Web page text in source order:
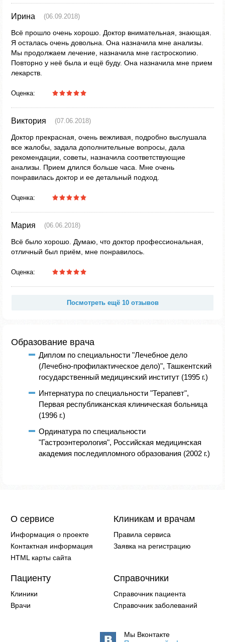
Ирина (06.09.2018)
Всё прошло очень хорошо. Доктор внимательная, знающая.
Я осталась очень довольна. Она назначила мне анализы.
Мы продолжаем лечение, назначила мне гастроскопию.
Повторно у неё была и ещё буду. Она назначила мне прием
лекарств.
Оценка:
Виктория (07.06.2018)
Доктор прекрасная, очень вежливая, подробно выслушала
все жалобы, задала дополнительные вопросы, дала
рекомендации, советы, назначила соответствующие
анализы. Прием длился больше часа. Мне очень
понравилась доктор и ее детальный подход.
Оценка:
Мария (06.06.2018)
Всё было хорошо. Думаю, что доктор профессиональная,
отличный был приём, мне понравилось.
Оценка:
Посмотреть ещё 10 отзывов
Образование врача
Диплом по специальности "Лечебное дело
(Лечебно-профилактическое дело)", Ташкентский
государственный медицинский институт (1995 г.)
Интернатура по специальности "Терапевт",
Первая республиканская клиническая больница
(1996 г.)
Ординатура по специальности
"Гастроэнтерология", Российская медицинская
академия последипломного образования (2002 г.)
О сервисе
Информация о проекте
Контактная информация
HTML карты сайта
Клиникам и врачам
Правила сервиса
Заявка на регистрацию
Пациенту
Клиники
Врачи
Справочники
Справочник пациента
Справочник заболеваний
Мы Вконтакте